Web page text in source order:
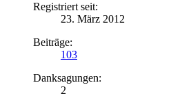
Registriert seit:
23. März 2012
Beiträge:
103
Danksagungen:
2